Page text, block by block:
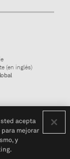
(en inglés)
acepta
mejorar
y